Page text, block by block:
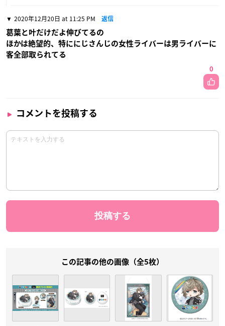
2020年12月20日 at 11:25 PM 返信
葛葉と叶だけだよ伸びてるの
ほかは絶望的、特ににじさんじの女性ライバーは男ライバーに
客全部取られてる
0
コメントを投稿する
この記事の他の画像（全5枚）